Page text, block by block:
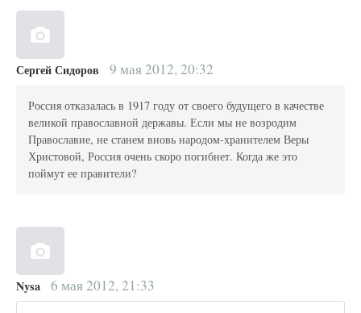
Сергей Сидоров 9 мая 2012, 20:32
Россия отказалась в 1917 году от своего будущего в качестве
великой православной державы. Если мы не возродим
Православие, не станем вновь народом-хранителем Веры
Христовой, Россия очень скоро погибнет. Когда же это
поймут ее правители?
Nysa 6 мая 2012, 21:33